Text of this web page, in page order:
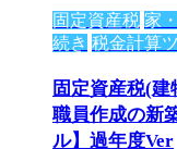
固定資産税 家
続き 税金計算
固定資産税(
職員作成の新
ル】過年度Ver